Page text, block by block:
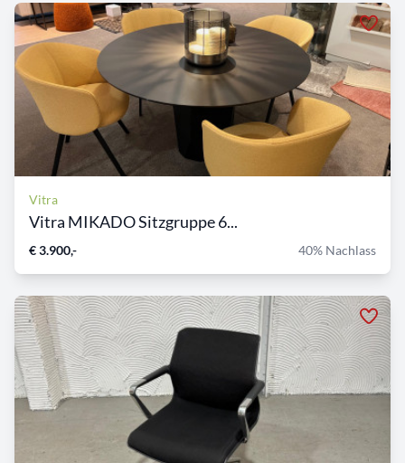
Vitra
Vitra MIKADO Sitzgruppe 6...
€ 3.900,- 40% Nachlass